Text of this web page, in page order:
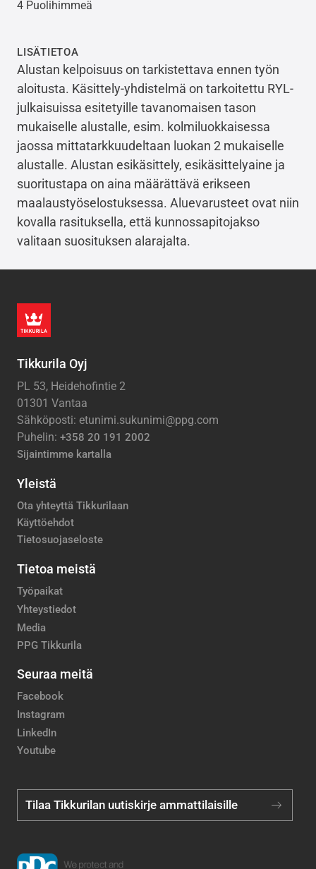
4 Puolihimmeä
LISÄTIETOA
Alustan kelpoisuus on tarkistettava ennen työn
aloitusta. Käsittely-yhdistelmä on tarkoitettu RYL-
julkaisuissa esitetyille tavanomaisen tason
mukaiselle alustalle, esim. kolmiluokkaisessa
jaossa mittatarkkuudeltaan luokan 2 mukaiselle
alustalle. Alustan esikäsittely, esikäsittelyaine ja
suoritustapa on aina määrättävä erikseen
maalaustyöselostuksessa. Aluevarusteet ovat niin
kovalla rasituksella, että kunnossapitojakso
valitaan suosituksen alarajalta.
Tikkurila Oyj
PL 53, Heidehofintie 2
01301 Vantaa
Sähköposti: etunimi.sukunimi@ppg.com
Puhelin: +358 20 191 2002
Sijaintimme kartalla
Yleistä
Ota yhteyttä Tikkurilaan
Käyttöehdot
Tietosuojaseloste
Tietoa meistä
Työpaikat
Yhteystiedot
Media
PPG Tikkurila
Seuraa meitä
Facebook
Instagram
LinkedIn
Youtube
Tilaa Tikkurilan uutiskirje ammattilaisille